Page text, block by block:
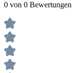
0 von 0 Bewertungen